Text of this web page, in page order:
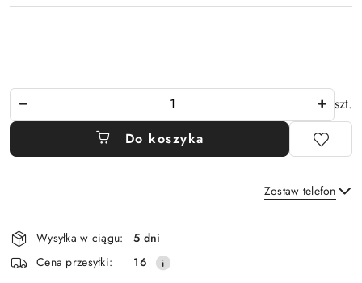
szt.
Do koszyka
Zostaw telefon
Wyślij
Dostępność
i
dostawa
Wysyłka w ciągu:
5 dni
Cena przesyłki:
16